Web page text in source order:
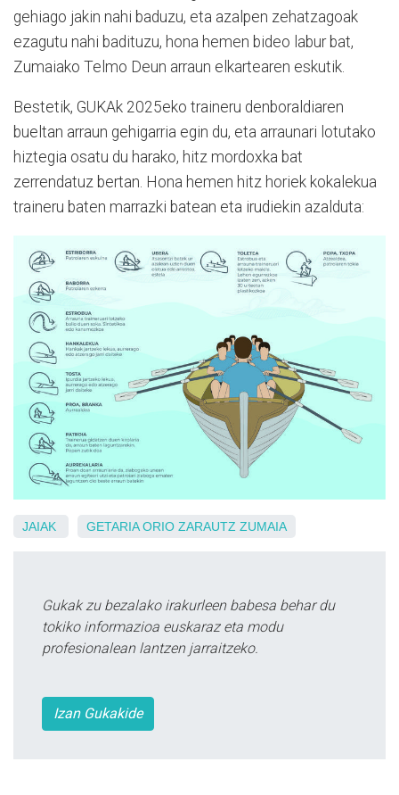
gehiago jakin nahi baduzu, eta azalpen zehatzagoak
ezagutu nahi badituzu, hona hemen bideo labur bat,
Zumaiako Telmo Deun arraun elkartearen eskutik.
Bestetik, GUKAk 2025eko traineru denboraldiaren
bueltan arraun gehigarria egin du, eta arraunari lotutako
hiztegia osatu du harako, hitz mordoxka bat
zerrendatuz bertan. Hona hemen hitz horiek kokalekua
traineru baten marrazki batean eta irudiekin azalduta:
JAIAK GETARIA ORIO ZARAUTZ ZUMAIA
Gukak zu bezalako irakurleen babesa behar du
tokiko informazioa euskaraz eta modu
profesionalean lantzen jarraitzeko.
Izan Gukakide